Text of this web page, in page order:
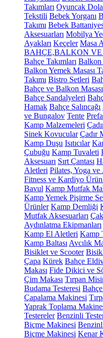
Takımları Oyuncak
Tekstili Bebek Yorganı
Takımı Bebek
Aksesuarları Mobilya
Ayakları Keçeler Masa
BAHÇE,BALKON VE
Bahçe Takımları Balkon
Balkon Yemek Masası
Takımı Bistro Setleri
Bahçe ve Balkon Masası
Bahçe Sandalyeleri
Hamak Bahçe Salıncağı
ve Bungalov Tente
Kamp Malzemeleri
Sinek Kovucular Çadır
Kamp Duşu Isıtıcılar
Çubuğu Kamp Tuvaleti
Aksesuarı Sırt Çantası
Aletleri Pilates, Yoga ve
Fitness ve Kardiyo
Bavul Kamp Mutfak
Kamp Yemek Pişirme
Ürünler Kamp Demliği
Mutfak Aksesuarları
Aydınlatma Ekipmanları
Kamp El Aletleri Kamp
Kamp Baltası Avcılık
Bisiklet ve Scooter
Çapa Kürek Bahçe
Makası Fide Dikici ve
Çim Makası Tırpan
Budama Testeresi
Çapalama Makinesi
Yaprak Toplama
Testereler Benzinli
Biçme Makinesi
Biçme Makinesi Kenar